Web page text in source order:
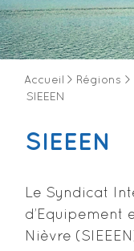
Accueil > Régions >
SIEEEN
SIEEEN
Le Syndicat
d’Equipement
Nièvre